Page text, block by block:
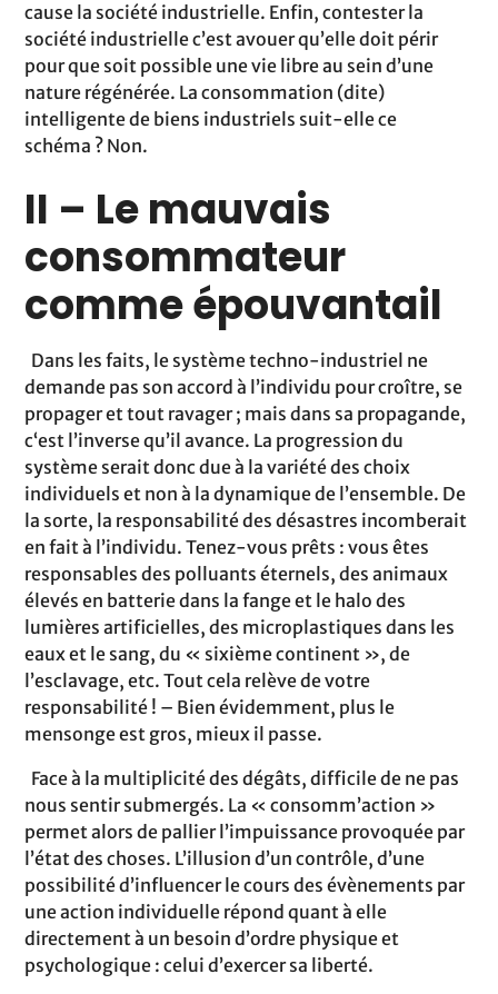
cause la société industrielle. Enfin, contester la
société industrielle c’est avouer qu’elle doit périr
pour que soit possible une vie libre au sein d’une
nature régénérée. La consommation (dite)
intelligente de biens industriels suit-elle ce
schéma ? Non.
II – Le mauvais
consommateur
comme épouvantail
Dans les faits, le système techno-industriel ne
demande pas son accord à l’individu pour croître, se
propager et tout ravager ; mais dans sa propagande,
c‘est l’inverse qu’il avance. La progression du
système serait donc due à la variété des choix
individuels et non à la dynamique de l’ensemble. De
la sorte, la responsabilité des désastres incomberait
en fait à l’individu. Tenez-vous prêts : vous êtes
responsables des polluants éternels, des animaux
élevés en batterie dans la fange et le halo des
lumières artificielles, des microplastiques dans les
eaux et le sang, du « sixième continent », de
l’esclavage, etc. Tout cela relève de votre
responsabilité ! – Bien évidemment, plus le
mensonge est gros, mieux il passe.
Face à la multiplicité des dégâts, difficile de ne pas
nous sentir submergés. La « consomm’action »
permet alors de pallier l’impuissance provoquée par
l’état des choses. L’illusion d’un contrôle, d’une
possibilité d’influencer le cours des évènements par
une action individuelle répond quant à elle
directement à un besoin d’ordre physique et
psychologique : celui d’exercer sa liberté.